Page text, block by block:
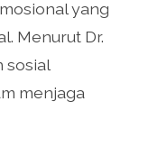
yang
Menurut Dr.
sosial
menjaga